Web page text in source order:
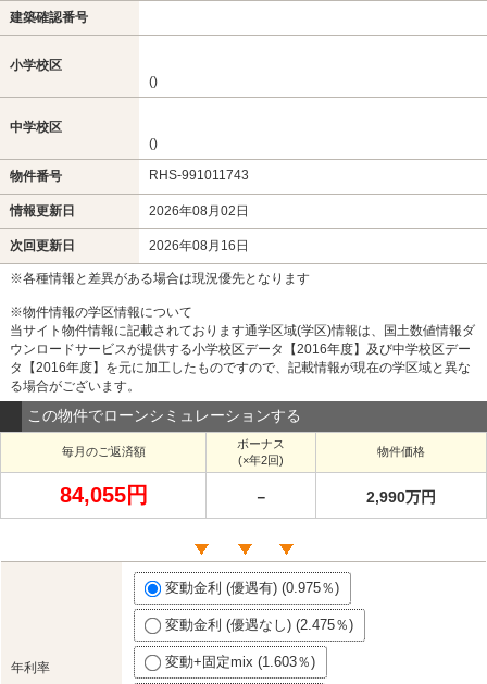
建築確認番号
小学校区
()
中学校区
()
物件番号 RHS-991011743
情報更新日 2026年08月02日
次回更新日 2026年08月16日
※各種情報と差異がある場合は現況優先となります
※物件情報の学区情報について
当サイト物件情報に記載されております通学区域(学区)情報は、国土数値情報ダ
ウンロードサービスが提供する小学校区データ【2016年度】及び中学校区デー
タ【2016年度】を元に加工したものですので、記載情報が現在の学区域と異な
る場合がございます。
この物件でローンシミュレーションする
毎月のご返済額
ボーナス
(×年2回)
物件価格
84,055円 － 2,990万円
年利率
変動金利 (優遇有) (0.975％)
変動金利 (優遇なし) (2.475％)
変動+固定mix (1.603％)